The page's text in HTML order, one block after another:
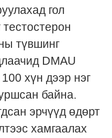
гол
тестостерон
түвшинг
DMAU
хүн дээр нэг
байна.
эрчүүд өдөрт
хамгаалах